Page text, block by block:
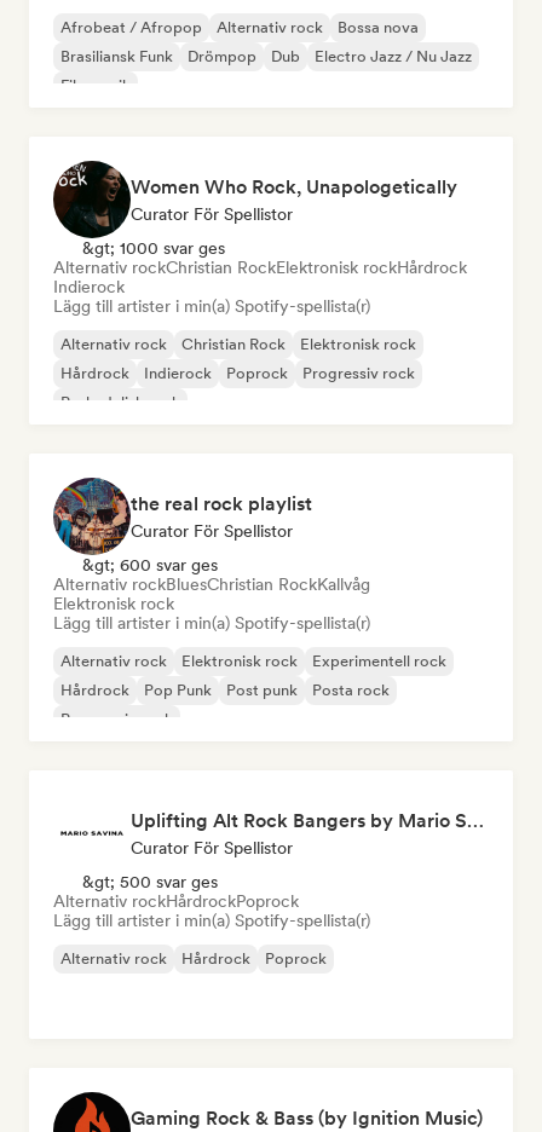
Afrobeat / Afropop Alternativ rock
Bossa nova
Brasiliansk Funk
Drömpop Dub
Electro Jazz / Nu Jazz
Filmmusik
Women Who Rock, Unapologetically
Curator För Spellistor
&gt; 1000 svar ges
Alternativ rockChristian RockElektronisk rockHårdrock
Indierock
Lägg till artister i min(a) Spotify-spellista(r)
Alternativ rock Christian Rock
Elektronisk rock
Hårdrock
Indierock Poprock
Progressiv rock
Psykedelisk rock
the real rock playlist
Curator För Spellistor
&gt; 600 svar ges
Alternativ rockBluesChristian RockKallvåg
Elektronisk rock
Lägg till artister i min(a) Spotify-spellista(r)
Alternativ rock Elektronisk rock
Experimentell rock
Hårdrock
Pop Punk Post punk
Posta rock
Progressiv rock
Uplifting Alt Rock Bangers by Mario Savina
Curator För Spellistor
&gt; 500 svar ges
Alternativ rockHårdrockPoprock
Lägg till artister i min(a) Spotify-spellista(r)
Alternativ rock Hårdrock Poprock
Gaming Rock & Bass (by Ignition Music)